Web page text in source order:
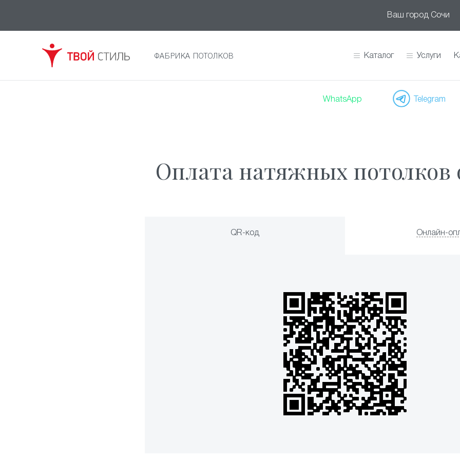
Ваш город Сочи
ФАБРИКА ПОТОЛКОВ Каталог Услуги
WhatsApp Telegram
Оплата натяжных потолков
QR-код Онлайн-